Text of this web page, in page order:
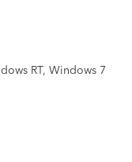
RT, Windows 7